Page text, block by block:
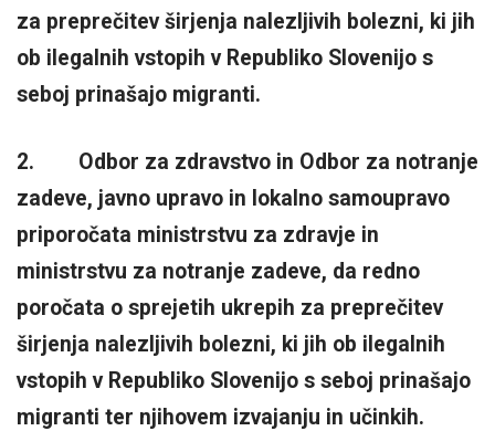
za preprečitev širjenja nalezljivih bolezni, ki jih
ob ilegalnih vstopih v Republiko Slovenijo s
seboj prinašajo migranti.
2. Odbor za zdravstvo in Odbor za notranje
zadeve, javno upravo in lokalno samoupravo
priporočata ministrstvu za zdravje in
ministrstvu za notranje zadeve, da redno
poročata o sprejetih ukrepih za preprečitev
širjenja nalezljivih bolezni, ki jih ob ilegalnih
vstopih v Republiko Slovenijo s seboj prinašajo
migranti ter njihovem izvajanju in učinkih.